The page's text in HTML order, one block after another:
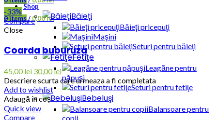
Menu
0items/0,00lei
Shop
Băieţi
Băieţi pricepuţi
Maşini
Seturi pentru băieţi
Fetiţe
Leagăne pentru
păpuşi
Seturi pentru fetiţe
Bebeluşi
Balansoare pentru
copii
-33%
Compare
Close
Coarda buburuza
45,00lei 30,00lei
Descriere scurta care urmeaza a fi completata
Add to wishlist
Adaugă în coș
Quick view
Compare